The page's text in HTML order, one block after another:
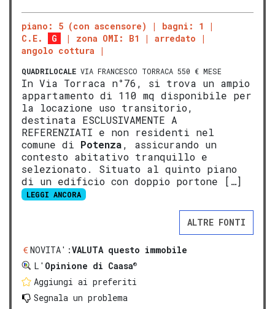
piano: 5 (con ascensore)
bagni: 1
C.E.
G zona OMI: B1
arredato
angolo cottura
QUADRILOCALE VIA FRANCESCO TORRACA 550 € MESE
In Via Torraca n°76, si trova un ampio
appartamento di 110 mq disponibile per
la locazione uso transitorio,
destinata ESCLUSIVAMENTE A
REFERENZIATI e non residenti nel
comune di Potenza, assicurando un
contesto abitativo tranquillo e
selezionato. Situato al quinto piano
di un edificio con doppio portone […]
LEGGI ANCORA
ALTRE FONTI
NOVITA':VALUTA questo immobile
L' Opinione di Caasa®
Aggiungi ai preferiti
Segnala un problema